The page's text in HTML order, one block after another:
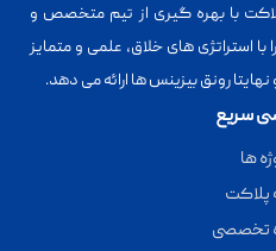
با بهره گیری از تیم متخصص و
استراتژی های خلاق، علمی و متمایز
رونق بیزینس ها ارائه می دهد.
سریع
ها
پلاکت
تخصصی